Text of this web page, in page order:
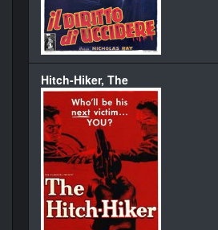
Hitch-Hiker, The